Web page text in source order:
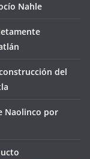
Nahle
del
Naolinco por